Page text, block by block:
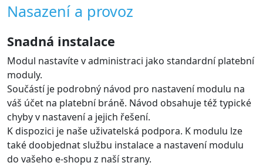
Nasazení a provoz
Snadná instalace
Modul nastavíte v administraci jako standardní platební
moduly.
Součástí je podrobný návod pro nastavení modulu na
váš účet na platební bráně. Návod obsahuje též typické
chyby v nastavení a jejich řešení.
K dispozici je naše uživatelská podpora. K modulu lze
také doobjednat službu instalace a nastavení modulu
do vašeho e-shopu z naší strany.